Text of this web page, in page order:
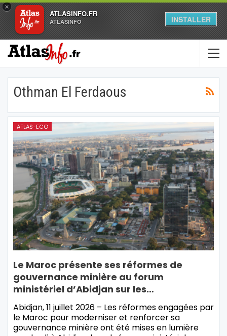
×
ATLASINFO.FR
ATLASINFO INSTALLER
Othman El Ferdaous
ATLAS-ECO
Le Maroc présente ses réformes de
gouvernance minière au forum
ministériel d’Abidjan sur les…
Abidjan, 11 juillet 2026 – Les réformes engagées par
le Maroc pour moderniser et renforcer sa
gouvernance minière ont été mises en lumière